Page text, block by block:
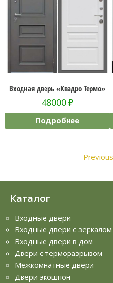
Входная дверь «Квадро Термо»
48000 ₽
Подробнее
Previous
Каталог
Входные двери
Входные двери с зеркалом
Входные двери в дом
Двери с терморазрывом
Межкомнатные двери
Двери экошпон